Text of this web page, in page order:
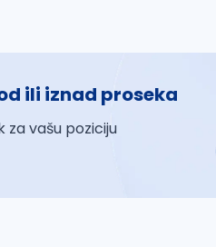
ili iznad proseka
vašu poziciju